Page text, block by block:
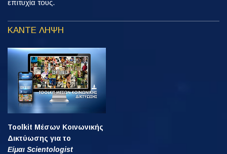
επιτυχία τους.
ΚΑΝΤΕ ΛΗΨΗ
Toolkit Μέσων Κοινωνικής
Δικτύωσης για το
Είμαι Scientologist